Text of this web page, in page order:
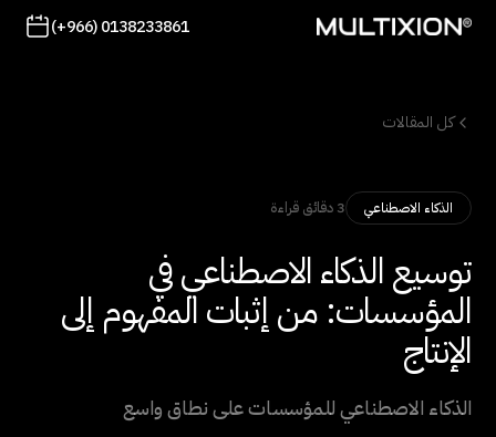
(+966) 0138233861
كل المقالات
الذكاء الاصطناعي 3 دقائق قراءة
توسيع الذكاء الاصطناعي في
المؤسسات: من إثبات المفهوم إلى
الإنتاج
الذكاء الاصطناعي للمؤسسات على نطاق واسع